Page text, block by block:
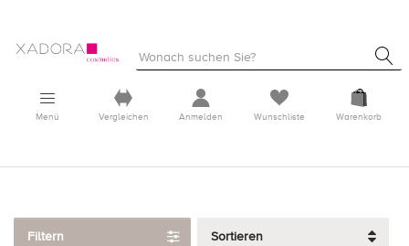
Menü Vergleichen Anmelden Wunschliste Warenkorb
Filtern Sortieren